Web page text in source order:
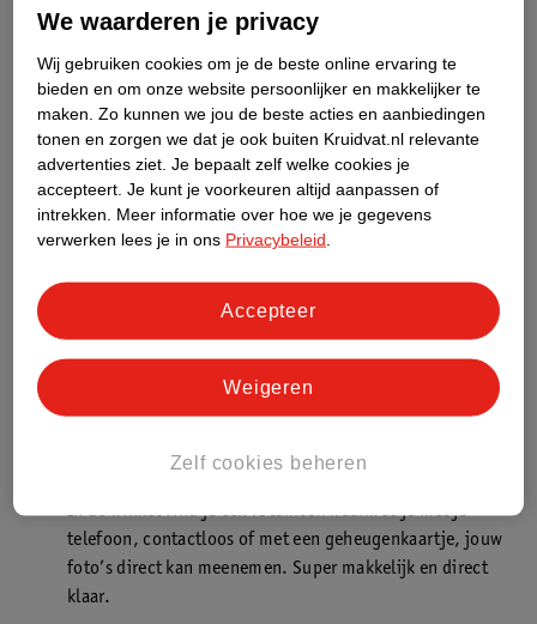
gezondheidsvraag ook is, stel hem aan
Stel je gezondheidsvraag
Ook in deze winkel
Kruidvat.nl ophaalpunt
Laat je bestelling snel en gemakkelijk bezorgen in de
Kruidvat is een gecertificeerd drogist. Dit betekent dat je
In de winkel vind je een fotokiosk waarmee je met je
telefoon, contactloos of met een geheugenkaartje, jouw
foto’s direct kan meenemen. Super makkelijk en direct
klaar.
We waarderen je privacy
Wij gebruiken cookies om je de beste online ervaring te
bieden en om onze website persoonlijker en makkelijker te
maken. Zo kunnen we jou de beste acties en aanbiedingen
tonen en zorgen we dat je ook buiten Kruidvat.nl relevante
advertenties ziet. Je bepaalt zelf welke cookies je
accepteert. Je kunt je voorkeuren altijd aanpassen of
intrekken.
Meer informatie over hoe we je gegevens
verwerken lees je in ons Privacybeleid
Zelf cookies beheren
Weigeren
Accepteer